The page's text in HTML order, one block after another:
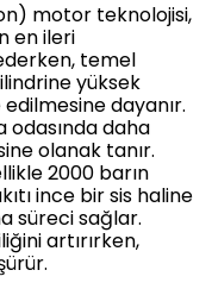
motor teknolojisi,
en ileri
temel
yüksek
dayanır.
odasında daha
olanak tanır.
2000 barın
ince bir sis haline
süreci sağlar.
artırırken,